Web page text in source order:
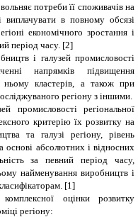
потреби її споживачів на
в повному обсязі
економічного зростання і
період часу. [2]
і галузей промисловості
напрямків підвищення
ньому кластерів, а також при
регіону з іншими.
промисловості регіональної
критерію їх розвитку на
та галузі регіону, рівень
основі абсолютних і відносних
за певний період часу,
найменування виробництв і
[1]
оцінки розвитку
регіону: